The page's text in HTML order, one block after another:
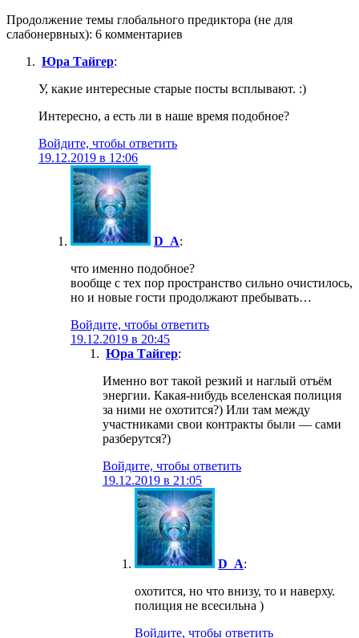
Продолжение темы глобального предиктора (не для
слабонервных): 6 комментариев
Юра Тайгер:
У, какие интересные старые посты всплывают. :)
Интересно, а есть ли в наше время подобное?
Войдите, чтобы ответить
19.12.2019 в 12:06
D_A:
что именно подобное?
вообще с тех пор пространство сильно очистилось,
но и новые гости продолжают пребывать…
Войдите, чтобы ответить
19.12.2019 в 20:45
Юра Тайгер:
Именно вот такой резкий и наглый отъём
энергии. Какая-нибудь вселенская полиция
за ними не охотится?) Или там между
участниками свои контракты были — сами
разберутся?)
Войдите, чтобы ответить
19.12.2019 в 21:05
D_A:
охотится, но что внизу, то и наверху.
полиция не всесильна )
Войдите, чтобы ответить